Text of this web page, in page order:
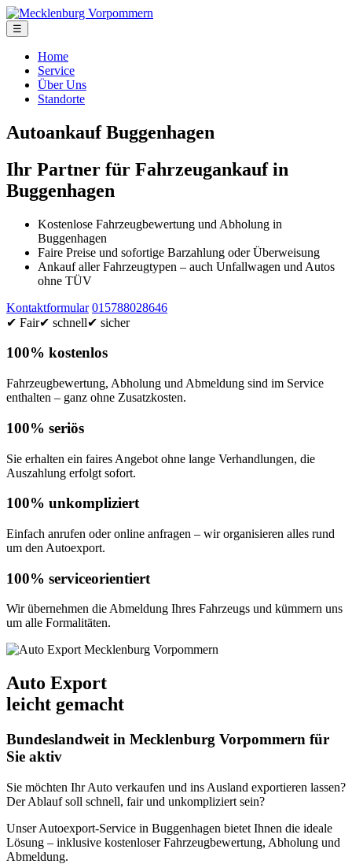
☰
Home
Service
Über Uns
Standorte
Autoankauf Buggenhagen
Ihr Partner für Fahrzeugankauf in
Buggenhagen
Kostenlose Fahrzeugbewertung und Abholung in
Buggenhagen
Faire Preise und sofortige Barzahlung oder Überweisung
Ankauf aller Fahrzeugtypen – auch Unfallwagen und Autos
ohne TÜV
Kontaktformular 015788028646
✔ Fair✔ schnell✔ sicher
100% kostenlos
Fahrzeugbewertung, Abholung und Abmeldung sind im Service
enthalten – ganz ohne Zusatzkosten.
100% seriös
Sie erhalten ein faires Angebot ohne lange Verhandlungen, die
Auszahlung erfolgt sofort.
100% unkompliziert
Einfach anrufen oder online anfragen – wir organisieren alles rund
um den Autoexport.
100% serviceorientiert
Wir übernehmen die Abmeldung Ihres Fahrzeugs und kümmern uns
um alle Formalitäten.
Auto Export
leicht gemacht
Bundeslandweit in Mecklenburg Vorpommern für
Sie aktiv
Sie möchten Ihr Auto verkaufen und ins Ausland exportieren lassen?
Der Ablauf soll schnell, fair und unkompliziert sein?
Unser Autoexport-Service in Buggenhagen bietet Ihnen die ideale
Lösung – inklusive kostenloser Fahrzeugbewertung, Abholung und
Abmeldung.